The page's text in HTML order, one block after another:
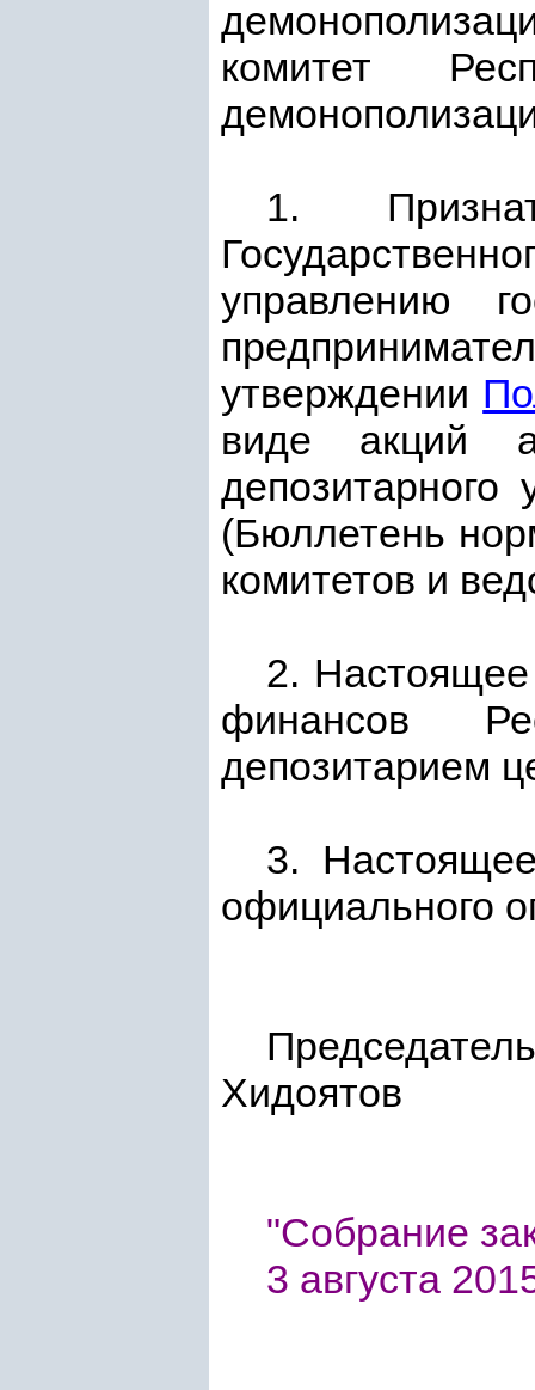
комитет
1.
управлению
утверждении
виде акций
(Бюллетень
комитетов и
2. Настоящее
финансов
депозитарием
3.
официального
Хидоятов
"Собрание
3 августа